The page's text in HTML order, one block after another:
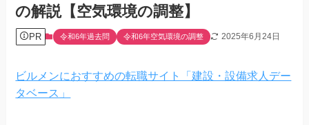
の解説【空気環境の調整】
PR 令和6年過去問 令和6年空気環境の調整 2025年6月24日
ビルメンにおすすめの転職サイト「建設・設備求人デー
タベース」